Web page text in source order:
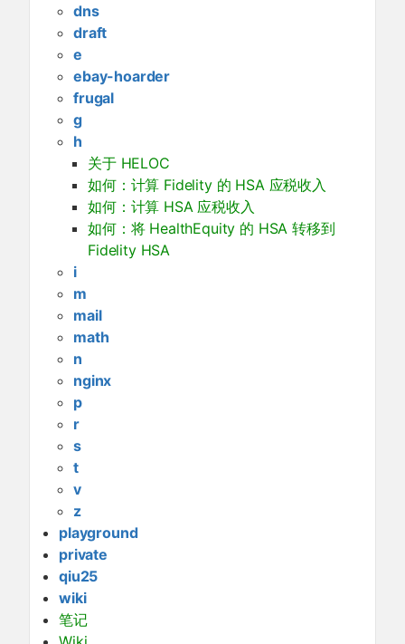
dns
draft
e
ebay-hoarder
frugal
g
h
关于 HELOC
如何：计算 Fidelity 的 HSA 应税收入
如何：计算 HSA 应税收入
如何：将 HealthEquity 的 HSA 转移到
Fidelity HSA
i
m
mail
math
n
nginx
p
r
s
t
v
z
playground
private
qiu25
wiki
笔记